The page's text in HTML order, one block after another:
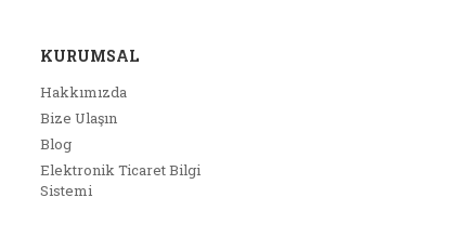
KURUMSAL
Hakkımızda
Bize Ulaşın
Blog
Elektronik Ticaret Bilgi
Sistemi